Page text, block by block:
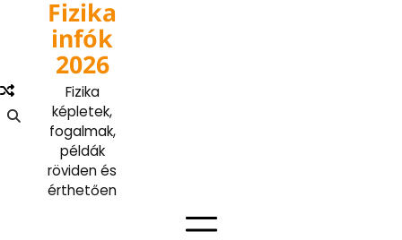
content
Fizika
infók
2026
Fizika
képletek,
fogalmak,
példák
röviden és
érthetően